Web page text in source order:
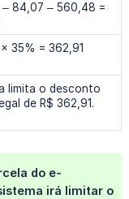
– 84,07 – 560,48 =
35% = 362,91
limita o desconto
de R$ 362,91.
do e-
irá limitar o